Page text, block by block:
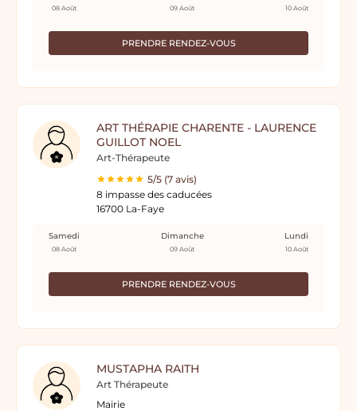
PRENDRE RENDEZ-VOUS
08 Août 09 Août 10 Août
ART THÉRAPIE CHARENTE - LAURENCE
GUILLOT NOEL
Art-Thérapeute
5/5 (7 avis)
8 impasse des caducées
16700 La-Faye
PRENDRE RENDEZ-VOUS
Samedi
08 Août
Dimanche
09 Août
Lundi
10 Août
MUSTAPHA RAITH
Art Thérapeute
Mairie